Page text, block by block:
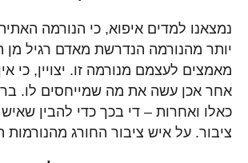
נמצאנו למדים איפוא, כי הנורמה
יותר מהנורמה הנדרשת מאדם רגיל מן
מאמצים לעצמם מנורמה זו. יצויין, כי
אחר אכן עשה את מה שמייחסים לו.
כאלו ואחרות – די בכך כדי להבין
ציבור. על איש ציבור החורג